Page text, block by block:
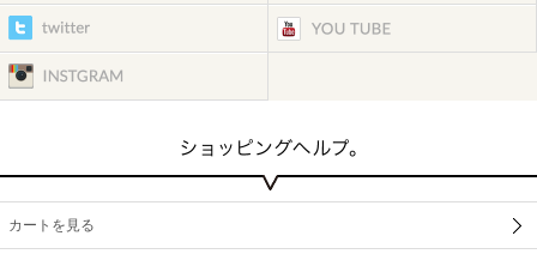
カートを見る